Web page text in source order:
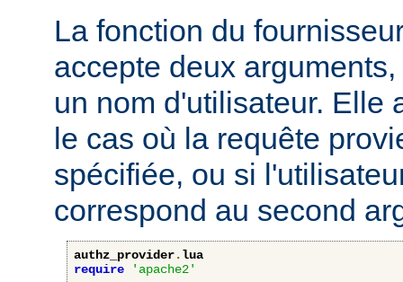
La fonction du
accepte deux
un nom d'utilisateur. Elle
le cas où la requête
spécifiée, ou si
correspond au second
authz_provider.lua
require
'apache2'